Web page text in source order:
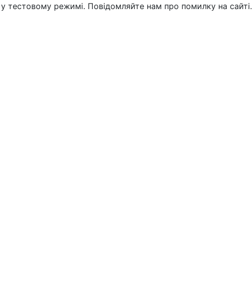
тестовому режимі. Повідомляйте нам про помилку на сайті.